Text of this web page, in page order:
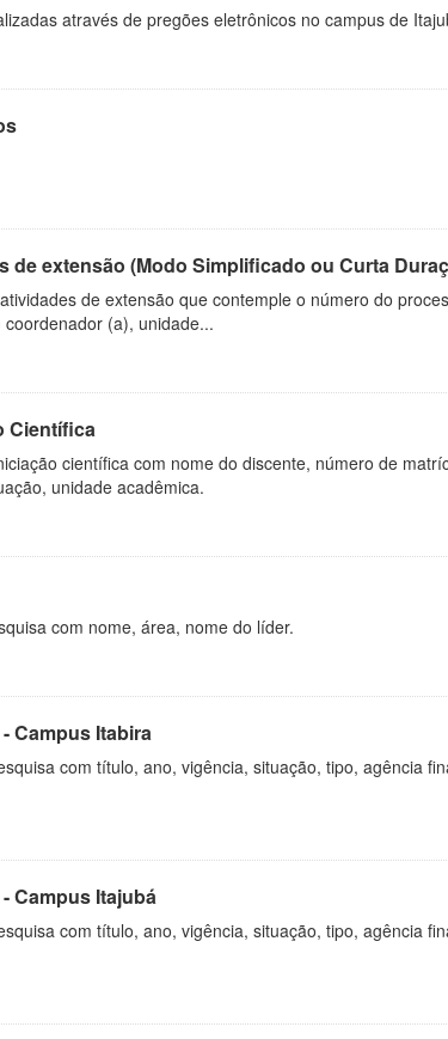
através de pregões eletrônicos no campus de
de extensão (Modo Simplificado ou Curta
de extensão que contemple o número do
(a), unidade...
Científica
científica com nome do discente, número de
unidade acadêmica.
com nome, área, nome do líder.
Campus Itabira
com título, ano, vigência, situação, tipo, agência
Campus Itajubá
com título, ano, vigência, situação, tipo, agência